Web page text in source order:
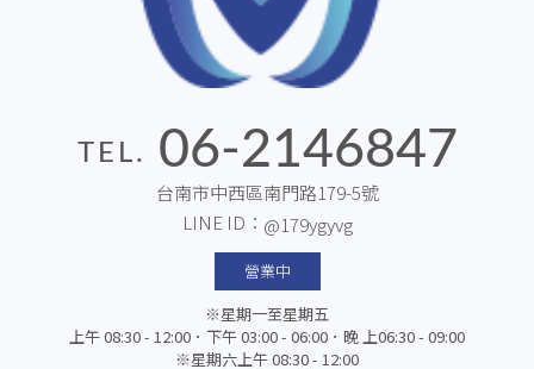
TEL. 06-2146847
台南市中西區南門路179-5號
LINE ID： @179ygyvg
營業中
※星期一至星期五
上午 08:30 - 12:00．下午 03:00 - 06:00．晚 上06:30 - 09:00
※星期六上午 08:30 - 12:00